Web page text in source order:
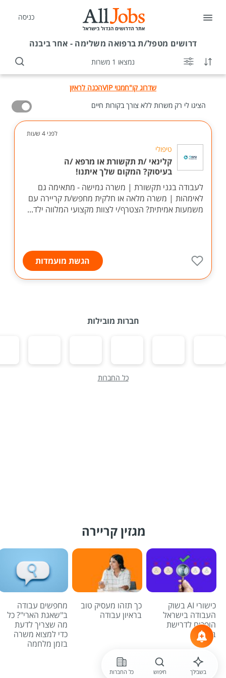
כניסה
דרושים מטפל/ת ברפואה משלימה - אחר ביבנה
נמצאו 1 משרות
שדרוג קו"חמנוי VIP
הכנה לראיון
הציגו לי רק משרות ללא צורך בקורות חיים
לפני 4 שעות
טיפולי
קלינאי /ת תקשורת או מרפא /ה
בעיסוק? המקום שלך איתנו!
לעבודה בגני תקשורת | משרה גמישה - מתאימה גם
לאימהות | משרה מלאה או חלקית מחפש/ת קריירה עם
משמעות אמיתית? הצטרף/י לצוות מקצועי המלווה ילד...
הגשת מועמדות
חברות מובילות
כל החברות
מגזין קריירה
כישורי AI בשוק
העבודה בישראל
הופכים לדרישת
בסיס
כך תזהו מעסיק טוב
בראיון עבודה
מחפשים עבודה
ב"שאגת הארי"? כל
מה שצריך לדעת
כדי למצוא משרה
בזמן מלחמה
לכל הכתבות
בשבילך חיפוש כל החברות